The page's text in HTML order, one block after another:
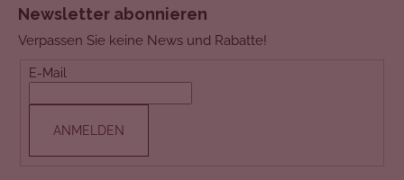
Newsletter abonnieren
Verpassen Sie keine News und Rabatte!
E-Mail
ANMELDEN